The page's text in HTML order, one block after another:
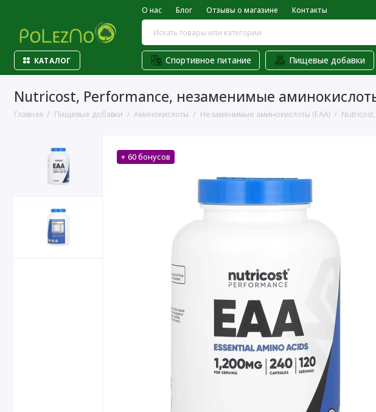
О нас Блог Отзывы о магазине Контакты
КАТАЛОГ Спортивное питание Пищевые добавки
Nutricost, Performance, незаменимые
Главная Пищевые добавки Аминокислоты Незаменимые аминокислоты (EAA)
+ 60 бонусов